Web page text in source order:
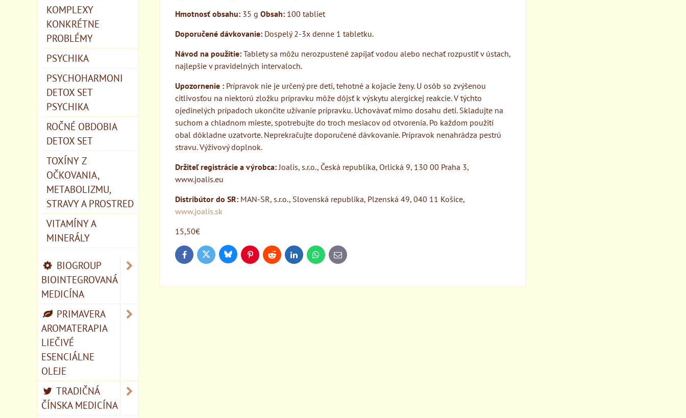
Hmotnosť obsahu: 35 g Obsah: 100 tabliet
Doporučené dávkovanie: Dospelý 2-3x denne 1 tabletku.
Návod na použitie: Tablety sa môžu nerozpustené zapíjať vodou alebo nechať rozpustiť v ústach,
najlepšie v pravidelných intervaloch.
Upozornenie : Prípravok nie je určený pre deti, tehotné a kojacie ženy. U osôb so zvýšenou
citlivosťou na niektorú zložku prípravku môže dôjsť k výskytu alergickej reakcie. V týchto
ojedinelých prípadoch ukončite užívanie prípravku. Uchovávať mimo dosahu deti. Skladujte na
suchom a chladnom mieste, spotrebujte do troch mesiacov od otvorenia. Po každom použití
obal dôkladne uzatvorte. Neprekračujte doporučené dávkovanie. Prípravok nenahrádza pestrú
stravu. Výživový doplnok.
Držiteľ registrácie a výrobca:Joalis, s.r.o., Česká republika, Orlická 9, 130 00 Praha 3,
www.joalis.eu
Distribútor do SR: MAN-SR, s.r.o., Slovenská republika, Plzenská 49, 040 11 Košice,
www.joalis.sk
15,50€
FacebookTwitter BlueskyPinterestReddit LinkedInWhatsApp
E-
mail
KOMPLEXY
KONKRÉTNE
PROBLÉMY
PSYCHIKA
PSYCHOHARMONI
DETOX SET
PSYCHIKA
ROČNÉ OBDOBIA
DETOX SET
TOXÍNY Z
OČKOVANIA,
METABOLIZMU,
STRAVY A PROSTRED
VITAMÍNY A
MINERÁLY
BIOGROUP
BIOINTEGROVANÁ
MEDICÍNA
PRIMAVERA
AROMATERAPIA
LIEČIVÉ
ESENCIÁLNE
OLEJE
TRADIČNÁ
ČÍNSKA MEDICÍNA